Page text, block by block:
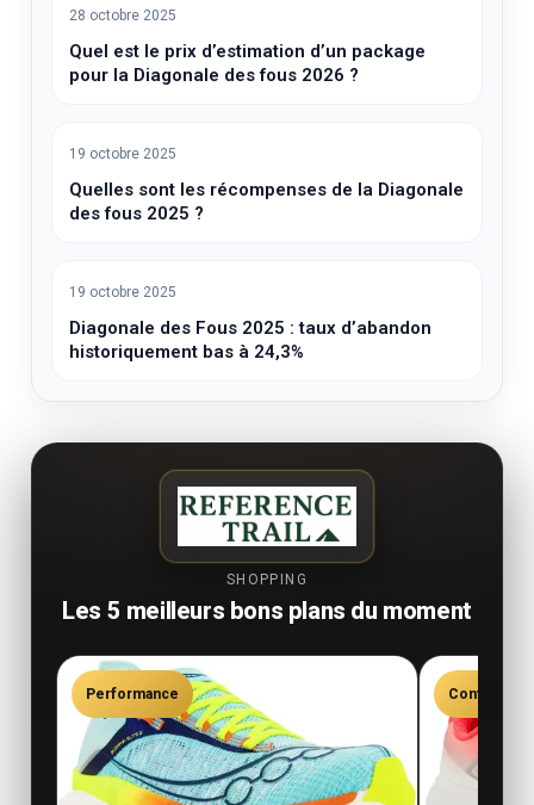
28 octobre 2025
Quel est le prix d’estimation d’un package
pour la Diagonale des fous 2026 ?
19 octobre 2025
Quelles sont les récompenses de la Diagonale
des fous 2025 ?
19 octobre 2025
Diagonale des Fous 2025 : taux d’abandon
historiquement bas à 24,3%
SHOPPING
Les 5 meilleurs bons plans du moment
Performance Confort